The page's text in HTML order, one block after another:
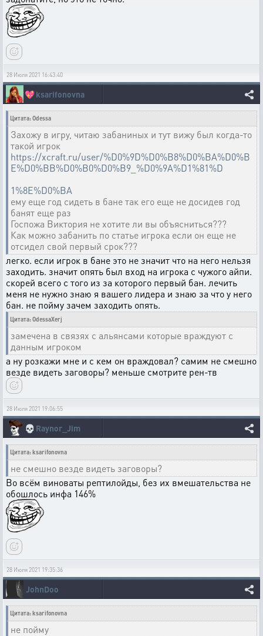
28 Июля 2021 16:43:40
💖ksarifonovna
Цитата: Odessa
Захожу в игру, читаю забаниных и тут вижу был когда-то
такой игрок
https://xcraft.ru/user/%D0%9D%D0%B8%D0%BA%D0%B
E%D0%BB%D0%B0%D0%B9_%D0%9A%D1%81%D
1%8E%D0%BA
ему еще год сидеть в бане так его еще не досидев год
банят еще раз
Госпожа Виктория не хотите ли вы объясниться???
Как можно забанить по статье игрока если он еще не
отсидел свой первый срок???
легко. если игрок в бане это не значит что на него нельзя
заходить. значит опять был вход на игрока с чужого айпи.
скорей всего с того из за которого первый бан. лечить
меня не нужно знаю я вашего лидера и знаю за что у него
бан. не пойму зачем заходить опять.
Цитата: OdessaXerj
замечена в связях с альянсами которые враждуют с
данным игроком
а ну розкажи мне и с кем он враждовал? самим не смешно
везде видеть заговоры? меньше смотрите рен-тв
28 Июля 2021 19:06:55
💀 Raynor_Jim
Цитата: ksarifonovna
не смешно везде видеть заговоры?
Во всём виноваты рептилойды, без их вмешательства не
обошлось инфа 146%
28 Июля 2021 19:35:36
JohnDoo
Цитата: ksarifonovna
не пойму